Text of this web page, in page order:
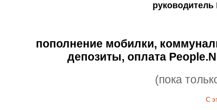
пополнение мобилки,
депозиты, оплата
(пока
С